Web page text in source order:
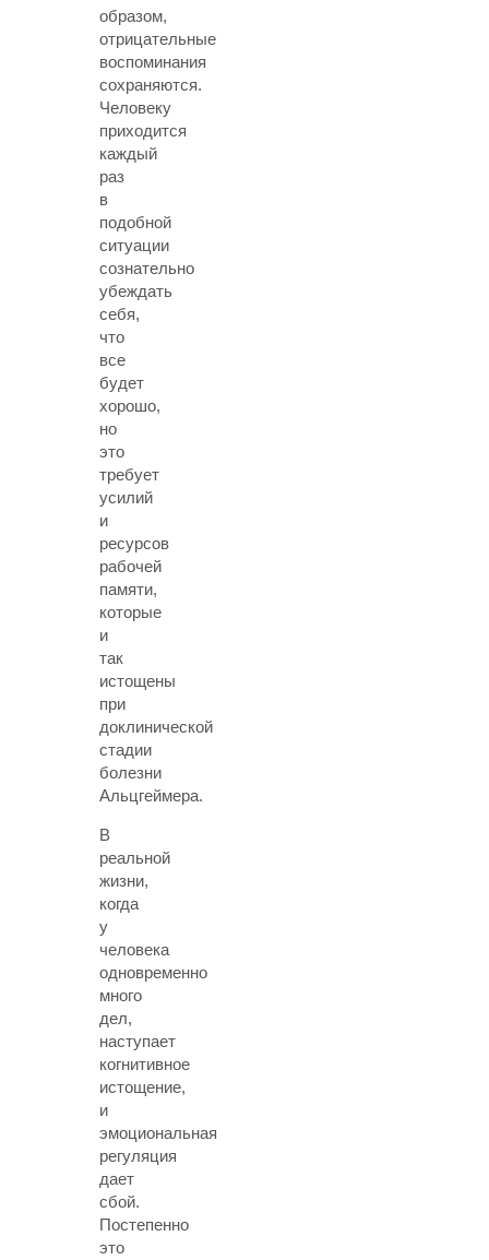
образом,
отрицательные
воспоминания
сохраняются.
Человеку
приходится
каждый
раз
в
подобной
ситуации
сознательно
убеждать
себя,
что
все
будет
хорошо,
но
это
требует
усилий
и
ресурсов
рабочей
памяти,
которые
и
так
истощены
при
доклинической
стадии
болезни
Альцгеймера.
В
реальной
жизни,
когда
у
человека
одновременно
много
дел,
наступает
когнитивное
истощение,
и
эмоциональная
регуляция
дает
сбой.
Постепенно
это